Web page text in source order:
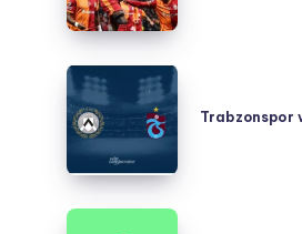
Trabzonspor
vs
Udinese
Trabzonspor
Aplicativo